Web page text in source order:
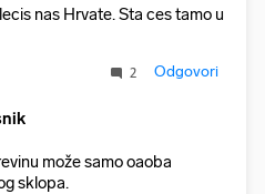
nas Hrvate. Sta ces tamo u
2 Odgovori
može samo oaoba
sklopa.